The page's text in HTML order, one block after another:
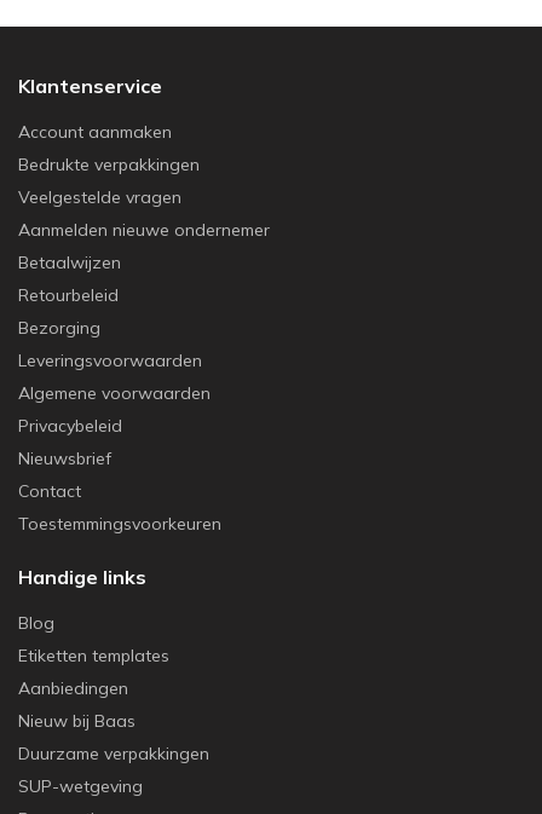
Klantenservice
Account aanmaken
Bedrukte verpakkingen
Veelgestelde vragen
Aanmelden nieuwe ondernemer
Betaalwijzen
Retourbeleid
Bezorging
Leveringsvoorwaarden
Algemene voorwaarden
Privacybeleid
Nieuwsbrief
Contact
Toestemmingsvoorkeuren
Handige links
Blog
Etiketten templates
Aanbiedingen
Nieuw bij Baas
Duurzame verpakkingen
SUP-wetgeving